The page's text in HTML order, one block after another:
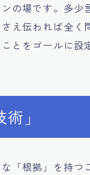
の場です。多少
え伝われば全く
とをゴールに設
」
「根拠」を持つ